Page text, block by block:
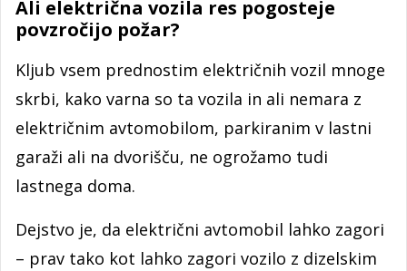
Ali električna vozila res pogosteje
povzročijo požar?
Kljub vsem prednostim električnih vozil mnoge
skrbi, kako varna so ta vozila in ali nemara z
električnim avtomobilom, parkiranim v lastni
garaži ali na dvorišču, ne ogrožamo tudi
lastnega doma.
Dejstvo je, da električni avtomobil lahko zagori
– prav tako kot lahko zagori vozilo z dizelskim